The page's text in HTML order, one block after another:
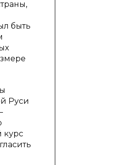
быть
Руси
курс